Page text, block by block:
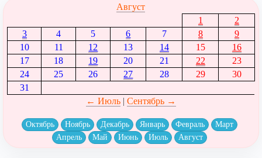
Август
1
2
3
4 5 6 7 8
9
10
11 12 13 14 15
16
17
18 19 20 21 22
23
24
25 26 27 28 29
30
31
← Июль| Сентябрь →
Октябрь Ноябрь Декабрь Январь Февраль
Март
Апрель
Май Июнь Июль Август